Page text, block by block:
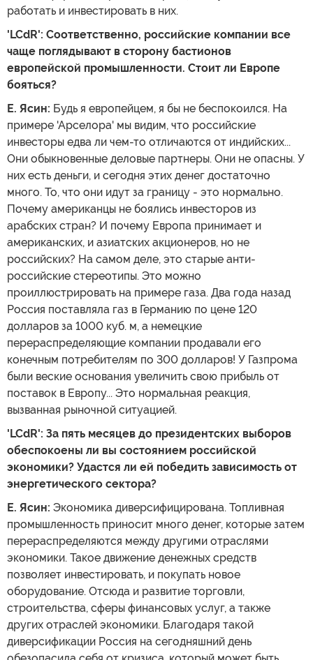
работать и инвестировать в них.
'LCdR': Соответственно, российские компании все
чаще поглядывают в сторону бастионов
европейской промышленности. Стоит ли Европе
бояться?
Е. Ясин: Будь я европейцем, я бы не беспокоился. На
примере 'Арселора' мы видим, что российские
инвесторы едва ли чем-то отличаются от индийских...
Они обыкновенные деловые партнеры. Они не опасны. У
них есть деньги, и сегодня этих денег достаточно
много. То, что они идут за границу - это нормально.
Почему американцы не боялись инвесторов из
арабских стран? И почему Европа принимает и
американских, и азиатских акционеров, но не
российских? На самом деле, это старые анти-
российские стереотипы. Это можно
проиллюстрировать на примере газа. Два года назад
Россия поставляла газ в Германию по цене 120
долларов за 1000 куб. м, а немецкие
перераспределяющие компании продавали его
конечным потребителям по 300 долларов! У Газпрома
были веские основания увеличить свою прибыль от
поставок в Европу... Это нормальная реакция,
вызванная рыночной ситуацией.
'LCdR': За пять месяцев до президентских выборов
обеспокоены ли вы состоянием российской
экономики? Удастся ли ей победить зависимость от
энергетического сектора?
Е. Ясин: Экономика диверсифицирована. Топливная
промышленность приносит много денег, которые затем
перераспределяются между другими отраслями
экономики. Такое движение денежных средств
позволяет инвестировать, и покупать новое
оборудование. Отсюда и развитие торговли,
строительства, сферы финансовых услуг, а также
других отраслей экономики. Благодаря такой
диверсификации Россия на сегодняшний день